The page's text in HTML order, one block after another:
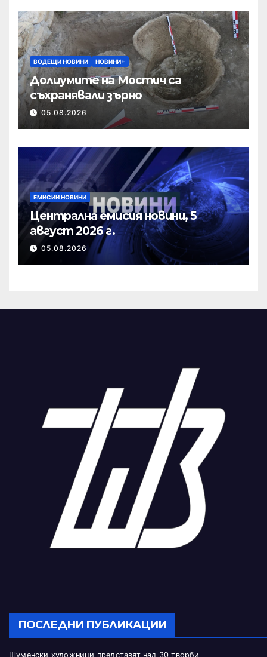
ВОДЕЩИ НОВИНИ НОВИНИ+
Долиумите на Мостич са
съхранявали зърно
05.08.2026
ЕМИСИИ НОВИНИ
Централна емисия новини, 5
август 2026 г.
05.08.2026
ПОСЛЕДНИ ПУБЛИКАЦИИ
Шуменски художници представят над 30 творби